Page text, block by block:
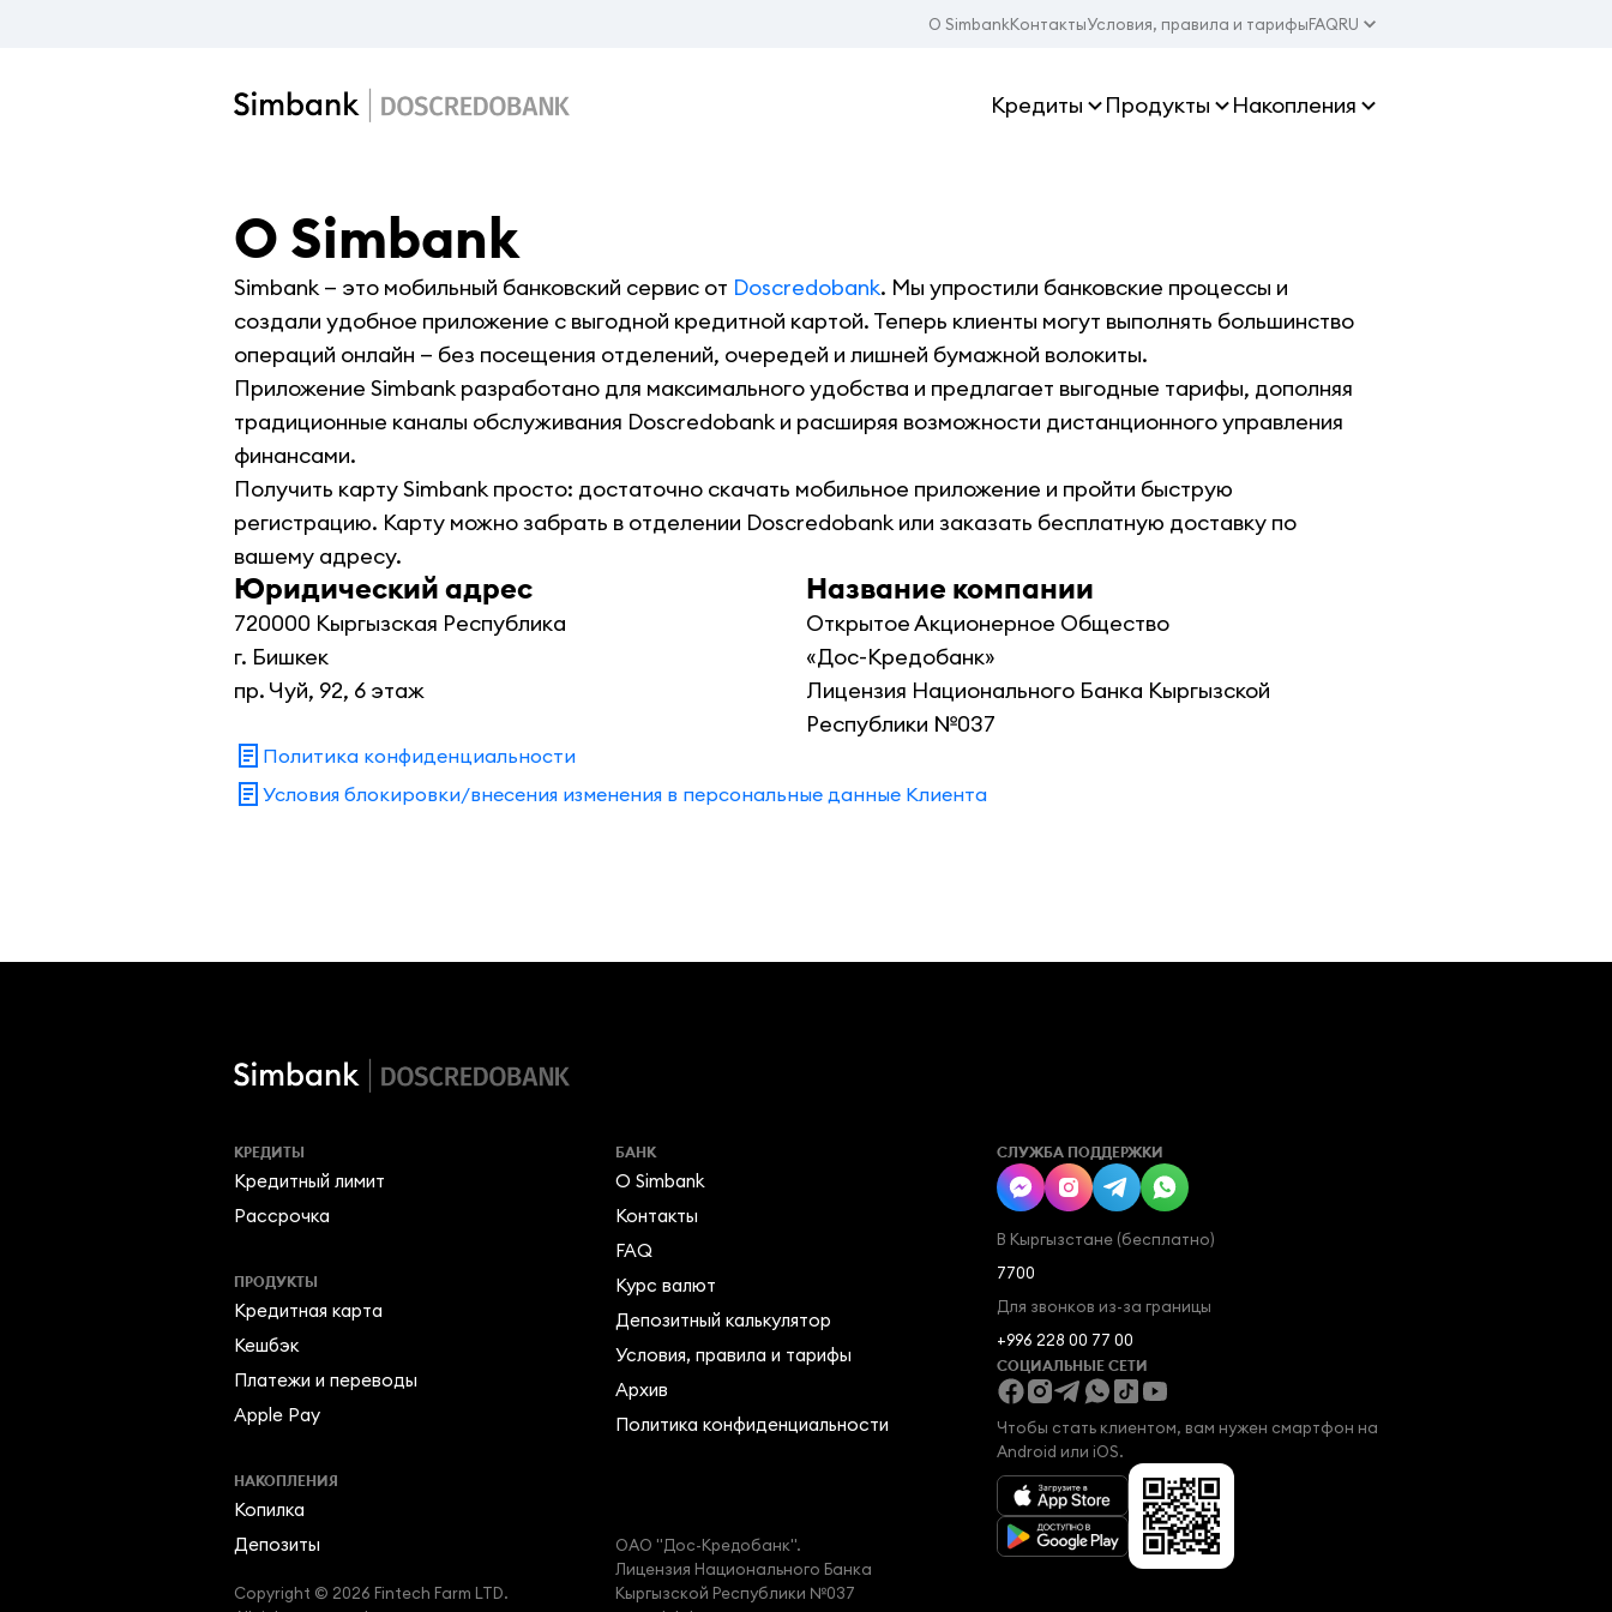
О SimbankКонтактыУсловия, правила и тарифыFAQRU
Кредиты Продукты Накопления
О Simbank
Simbank — это мобильный банковский сервис от Doscredobank. Мы упростили банковские процессы и
создали удобное приложение с выгодной кредитной картой. Теперь клиенты могут выполнять большинство
операций онлайн — без посещения отделений, очередей и лишней бумажной волокиты.
Приложение Simbank разработано для максимального удобства и предлагает выгодные тарифы, дополняя
традиционные каналы обслуживания Doscredobank и расширяя возможности дистанционного управления
финансами.
Получить карту Simbank просто: достаточно скачать мобильное приложение и пройти быструю
регистрацию. Карту можно забрать в отделении Doscredobank или заказать бесплатную доставку по
вашему адресу.
Юридический адрес
720000 Кыргызская Республика
г. Бишкек
пр. Чуй, 92, 6 этаж
Название компании
Открытое Акционерное Общество
«Дос-Кредобанк»
Лицензия Национального Банка Кыргызской
Республики №037
Политика конфиденциальности
Условия блокировки/внесения изменения в персональные данные Клиента
КРЕДИТЫ
Кредитный лимит
Рассрочка
ПРОДУКТЫ
Кредитная карта
Кешбэк
Платежи и переводы
Apple Pay
НАКОПЛЕНИЯ
Копилка
Депозиты
Copyright © 2026 Fintech Farm LTD.
БАНК
О Simbank
Контакты
FAQ
Курс валют
Депозитный калькулятор
Условия, правила и тарифы
Архив
Политика конфиденциальности
ОАО "Дос-Кредобанк".
Лицензия Национального Банка
Кыргызской Республики №037
СЛУЖБА ПОДДЕРЖКИ
В Кыргызстане (бесплатно)
7700
Для звонков из-за границы
+996 228 00 77 00
СОЦИАЛЬНЫЕ СЕТИ
Чтобы стать клиентом, вам нужен смартфон на
Android или iOS.